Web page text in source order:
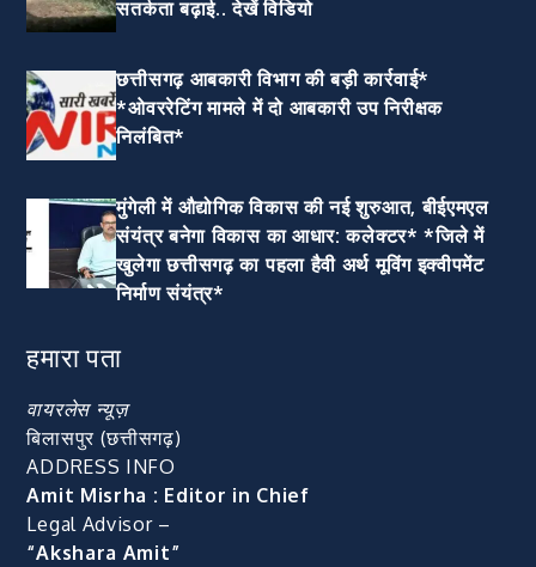
सतर्कता बढ़ाई.. देखें विडियो
छत्तीसगढ़ आबकारी विभाग की बड़ी कार्रवाई*
*ओवररेटिंग मामले में दो आबकारी उप निरीक्षक
निलंबित*
मुंगेली में औद्योगिक विकास की नई शुरुआत, बीईएमएल
संयंत्र बनेगा विकास का आधार: कलेक्टर* *जिले में
खुलेगा छत्तीसगढ़ का पहला हैवी अर्थ मूविंग इक्वीपमेंट
निर्माण संयंत्र*
हमारा पता
वायरलेस न्यूज़
बिलासपुर (छत्तीसगढ़)
ADDRESS INFO
Amit Misrha : Editor in Chief
Legal Advisor –
“Akshara Amit”